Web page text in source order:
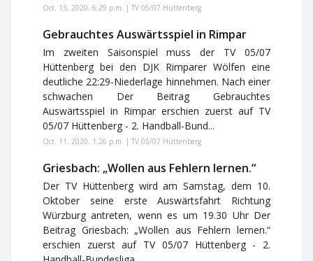
Oct. 13, 2020, 6:29 p.m. | TV 05/07 Hüttenberg
Gebrauchtes Auswärtsspiel in Rimpar
Im zweiten Saisonspiel muss der TV 05/07
Hüttenberg bei den DJK Rimparer Wölfen eine
deutliche 22:29-Niederlage hinnehmen. Nach einer
schwachen Der Beitrag Gebrauchtes
Auswärtsspiel in Rimpar erschien zuerst auf TV
05/07 Hüttenberg - 2. Handball-Bund...
Oct. 11, 2020, 1:26 p.m. | TV 05/07 Hüttenberg
Griesbach: „Wollen aus Fehlern lernen.“
Der TV Hüttenberg wird am Samstag, dem 10.
Oktober seine erste Auswärtsfahrt Richtung
Würzburg antreten, wenn es um 19.30 Uhr Der
Beitrag Griesbach: „Wollen aus Fehlern lernen.“
erschien zuerst auf TV 05/07 Hüttenberg - 2.